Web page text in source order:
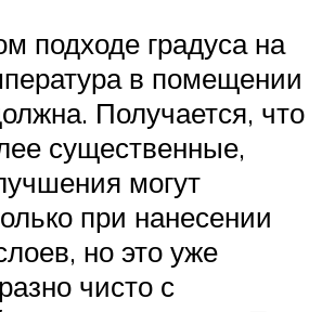
подходе градуса на
в помещении
Получается, что
существенные,
могут
при нанесении
но это уже
чисто с